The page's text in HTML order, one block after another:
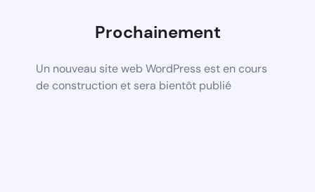
Prochainement
Un nouveau site web WordPress est en cours
de construction et sera bientôt publié